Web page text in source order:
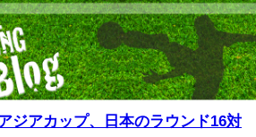
ジアカップ、日本のラウンド16対